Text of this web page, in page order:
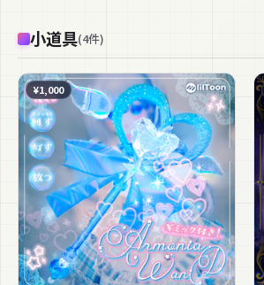
小道具(4件)
¥1,000